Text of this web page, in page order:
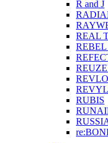
R and J
REAL
RUBIS